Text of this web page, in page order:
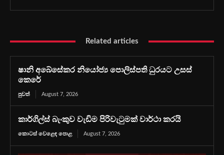
Related articles
ෂානි අබේසේකර නියෝජ්‍ය පොලිස්පති ධුරයට උසස්
කෙරේ
පුවත් August 7, 2026
කාර්ගිල්ස් බැංකුව වැඩිම පිරිවැටුමක් වාර්ථා කරයි
කොටස් වෙළෙඳ පොළ August 7, 2026